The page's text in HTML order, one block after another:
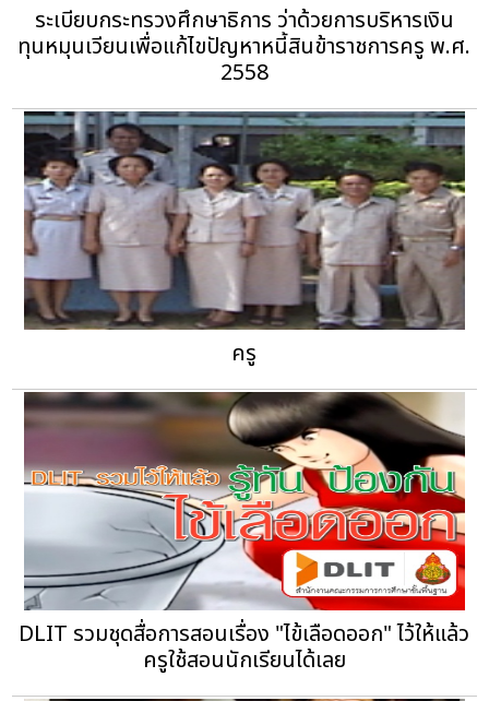
ระเบียบกระทรวงศึกษาธิการ ว่าด้วยการบริหารเงิน
ทุนหมุนเวียนเพื่อแก้ไขปัญหาหนี้สินข้าราชการครู พ.ศ.
2558
ครู
DLIT รวมชุดสื่อการสอนเรื่อง "ไข้เลือดออก" ไว้ให้แล้ว
ครูใช้สอนนักเรียนได้เลย